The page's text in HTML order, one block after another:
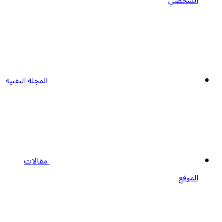
المجلة التقنية
مقالات
الموقع